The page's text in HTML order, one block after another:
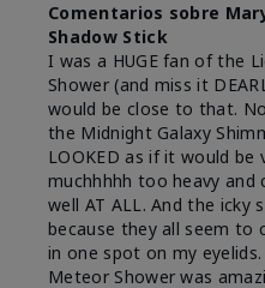
Comentarios sobre
Shadow Stick
I was a HUGE fan of the
Shower (and miss it
would be close to that.
the Midnight Galaxy
LOOKED as if it would
muchhhhh too heavy and
well AT ALL. And the icky
because they all seem to
in one spot on my
Meteor Shower was